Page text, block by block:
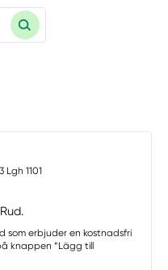
1101
som erbjuder en kostnadsfri
knappen “Lägg till